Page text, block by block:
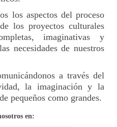
los aspectos del proceso
los proyectos culturales
imaginativas y
necesidades de nuestros
a través del
la imaginación y la
pequeños como grandes.
en: